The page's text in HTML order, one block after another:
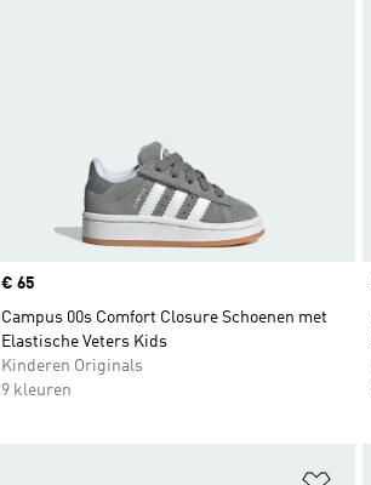
Price
€ 65
Campus 00s Comfort Closure Schoenen met
Elastische Veters Kids
Kinderen Originals
9 kleuren